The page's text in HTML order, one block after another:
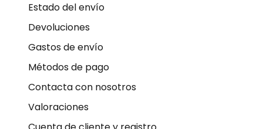
Estado del envío
Devoluciones
Gastos de envío
Métodos de pago
Contacta con nosotros
Valoraciones